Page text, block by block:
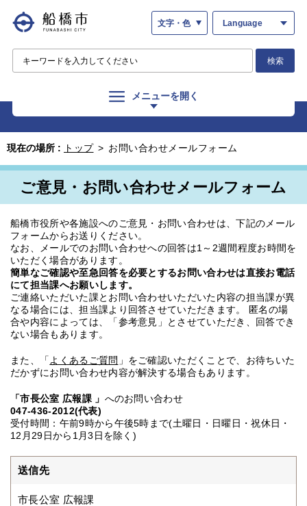
文字・色 Language
検索
メニューを開く
現在の場所 : トップ > お問い合わせメールフォーム
ご意見・お問い合わせメールフォーム
船橋市役所や各施設へのご意見・お問い合わせは、下記のメール
フォームからお送りください。
なお、メールでのお問い合わせへの回答は1～2週間程度お時間を
いただく場合があります。
簡単なご確認や至急回答を必要とするお問い合わせは直接お電話
にて担当課へお願いします。
ご連絡いただいた課とお問い合わせいただいた内容の担当課が異
なる場合には、担当課より回答させていただきます。 匿名の場
合や内容によっては、「参考意見」とさせていただき、回答でき
ない場合もあります。
また、「 よくあるご質問 」をご確認いただくことで、お待ちいた
だかずにお問い合わせ内容が解決する場合もあります。
「市長公室 広報課 」 へのお問い合わせ
047-436-2012(代表)
受付時間：午前9時から午後5時まで(土曜日・日曜日・祝休日・
12月29日から1月3日を除く)
送信先
市長公室 広報課